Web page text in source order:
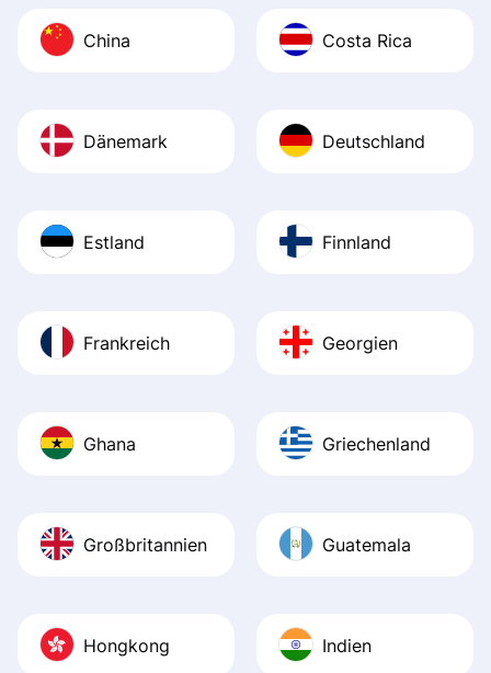
China Costa Rica
Dänemark Deutschland
Estland Finnland
Frankreich Georgien
Ghana Griechenland
Großbritannien Guatemala
Hongkong Indien